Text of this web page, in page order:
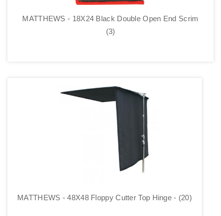
MATTHEWS - 18X24 Black Double Open End Scrim
(3)
MATTHEWS - 48X48 Floppy Cutter Top Hinge - (20)